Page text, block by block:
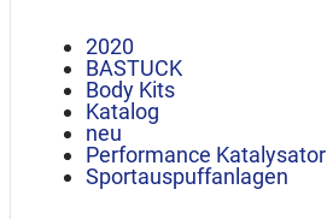
2020
BASTUCK
Body Kits
Katalog
neu
Performance Katalysator
Sportauspuffanlagen